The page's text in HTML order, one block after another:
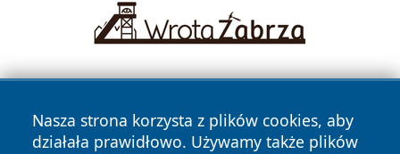
Nasza strona korzysta z plików cookies, aby
działała prawidłowo. Używamy także plików